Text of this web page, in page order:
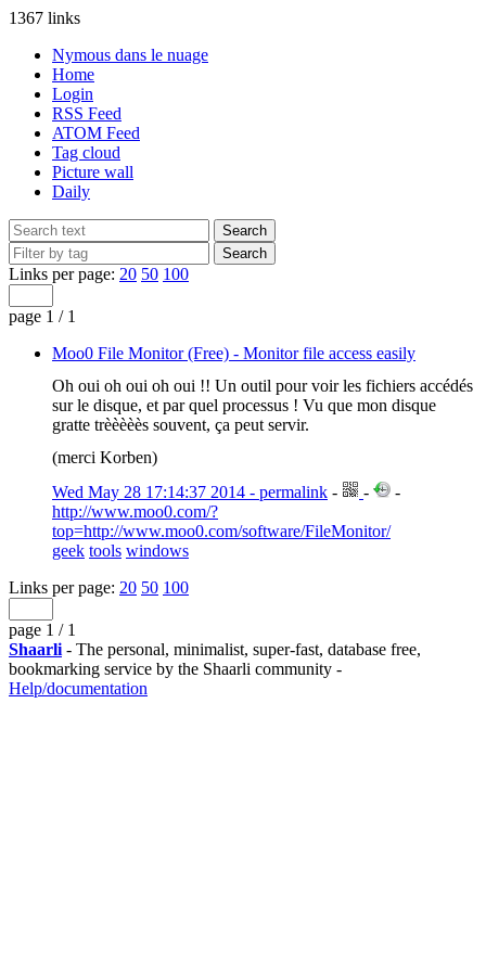
1367 links
Nymous dans le nuage
Home
Login
RSS Feed
ATOM Feed
Tag cloud
Picture wall
Daily
Links per page: 20 50 100
page 1 / 1
Moo0 File Monitor (Free) - Monitor file access easily
Oh oui oh oui oh oui !! Un outil pour voir les fichiers accédés
sur le disque, et par quel processus ! Vu que mon disque
gratte trèèèèès souvent, ça peut servir.
(merci Korben)
Wed May 28 17:14:37 2014 - permalink - -
-
http://www.moo0.com/?
top=http://www.moo0.com/software/FileMonitor/
geek tools windows
Links per page: 20 50 100
page 1 / 1
Shaarli - The personal, minimalist, super-fast, database free,
bookmarking service by the Shaarli community -
Help/documentation